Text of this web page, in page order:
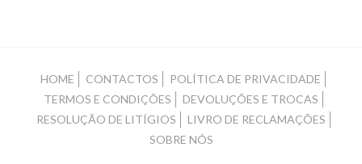
HOME CONTACTOS
POLÍTICA DE PRIVACIDADE
TERMOS E CONDIÇÕES
DEVOLUÇÕES E TROCAS
RESOLUÇÃO DE LITÍGIOS
LIVRO DE RECLAMAÇÕES
SOBRE NÓS